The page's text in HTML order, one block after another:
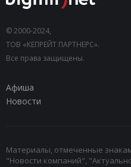
© 2000-2024,
ТОВ «КЕПРЕЙТ ПАРТНЕРС».
Все права защищены.
Афиша
Новости
Материалы, отмеченные
"Новости компаний",